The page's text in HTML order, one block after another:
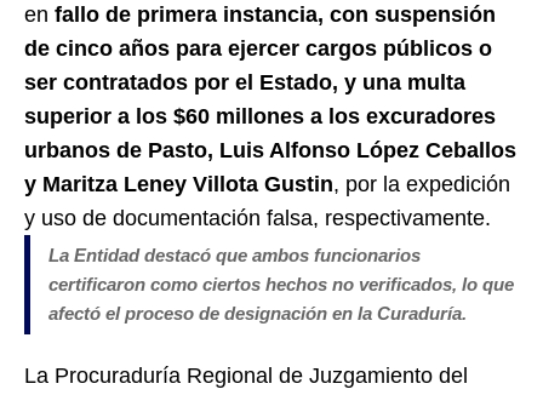
en fallo de primera instancia, con suspensión
de cinco años para ejercer cargos públicos o
ser contratados por el Estado, y una multa
superior a los $60 millones a los excuradores
urbanos de Pasto, Luis Alfonso López Ceballos
y Maritza Leney Villota Gustin, por la expedición
y uso de documentación falsa, respectivamente.
⁠La Entidad destacó que ambos funcionarios
certificaron como ciertos hechos no verificados, lo que
afectó el proceso de designación en la Curaduría.
La Procuraduría Regional de Juzgamiento del